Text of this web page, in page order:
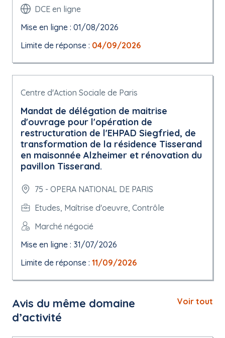
DCE en ligne
Mise en ligne : 01/08/2026
Limite de réponse : 04/09/2026
Centre d'Action Sociale de Paris
Mandat de délégation de maitrise
d'ouvrage pour l'opération de
restructuration de l'EHPAD Siegfried, de
transformation de la résidence Tisserand
en maisonnée Alzheimer et rénovation du
pavillon Tisserand.
75 - OPERA NATIONAL DE PARIS
Etudes, Maîtrise d'oeuvre, Contrôle
Marché négocié
Mise en ligne : 31/07/2026
Limite de réponse : 11/09/2026
Avis du même domaine
d’activité
Voir tout